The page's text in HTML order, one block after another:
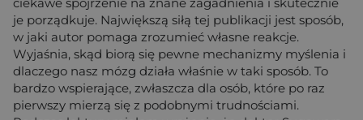
je porządkuje. Największą siłą tej publikacji jest sposób,
w jaki autor pomaga zrozumieć własne reakcje.
Wyjaśnia, skąd biorą się pewne mechanizmy myślenia i
dlaczego nasz mózg działa właśnie w taki sposób. To
bardzo wspierające, zwłaszcza dla osób, które po raz
pierwszy mierzą się z podobnymi trudnościami.